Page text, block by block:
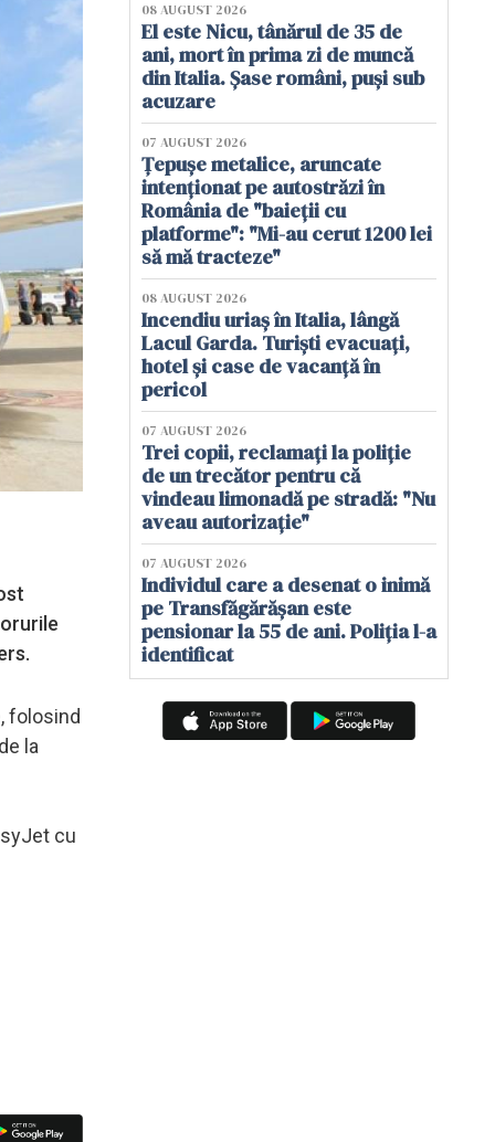
folosind
la
cu
08 AUGUST 2026
El este Nicu, tânărul de 35 de
ani, mort în prima zi de muncă
din Italia. Șase români, puși sub
acuzare
07 AUGUST 2026
Țepușe metalice, aruncate
intenționat pe autostrăzi în
România de "baieții cu
platforme": "Mi-au cerut 1200 lei
să mă tracteze"
08 AUGUST 2026
Incendiu uriaș în Italia, lângă
Lacul Garda. Turiști evacuați,
hotel și case de vacanță în
pericol
07 AUGUST 2026
Trei copii, reclamați la poliție
de un trecător pentru că
vindeau limonadă pe stradă: "Nu
aveau autorizație"
07 AUGUST 2026
Individul care a desenat o inimă
pe Transfăgărășan este
pensionar la 55 de ani. Poliția l-a
identificat